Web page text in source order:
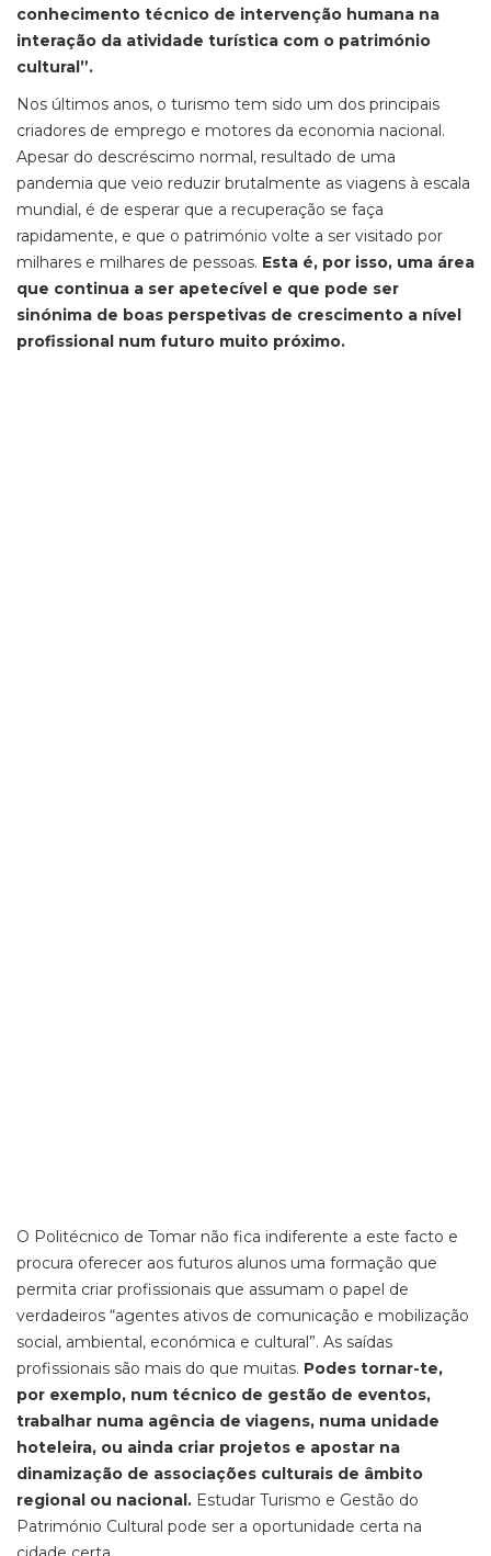
conhecimento técnico de intervenção humana na
interação da atividade turística com o património
cultural”.
Nos últimos anos, o turismo tem sido um dos principais
criadores de emprego e motores da economia nacional.
Apesar do descréscimo normal, resultado de uma
pandemia que veio reduzir brutalmente as viagens à escala
mundial, é de esperar que a recuperação se faça
rapidamente, e que o património volte a ser visitado por
milhares e milhares de pessoas. Esta é, por isso, uma área
que continua a ser apetecível e que pode ser
sinónima de boas perspetivas de crescimento a nível
profissional num futuro muito próximo.
O Politécnico de Tomar não fica indiferente a este facto e
procura oferecer aos futuros alunos uma formação que
permita criar profissionais que assumam o papel de
verdadeiros “agentes ativos de comunicação e mobilização
social, ambiental, económica e cultural”. As saídas
profissionais são mais do que muitas. Podes tornar-te,
por exemplo, num técnico de gestão de eventos,
trabalhar numa agência de viagens, numa unidade
hoteleira, ou ainda criar projetos e apostar na
dinamização de associações culturais de âmbito
regional ou nacional. Estudar Turismo e Gestão do
Património Cultural pode ser a oportunidade certa na